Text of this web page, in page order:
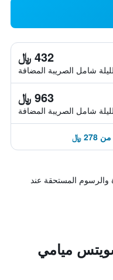
432 ﷼
شامل الصريبة المضافة
963 ﷼
شامل الصريبة المضافة
والرسوم المستحقة عند
ميامي